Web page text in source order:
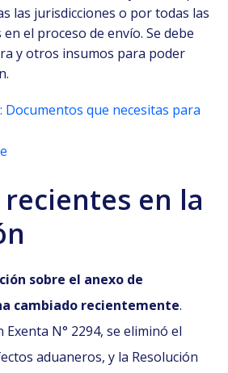
las jurisdicciones o por todas las
el proceso de envío. Se debe
y otros insumos para poder
que necesitas para
en la
sobre el anexo de
cambiado recientemente.
Exenta N° 2294, se eliminó el
aduaneros, y la Resolución